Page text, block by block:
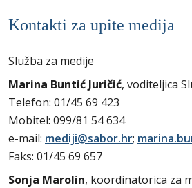
Kontakti za upite medija
Služba za medije
Marina Buntić Juričić, voditeljica
Telefon: 01/45 69 423
Mobitel: 099/81 54 634
e-mail: mediji@sabor.hr;
Faks: 01/45 69 657
Sonja Marolin, koordinatorica za